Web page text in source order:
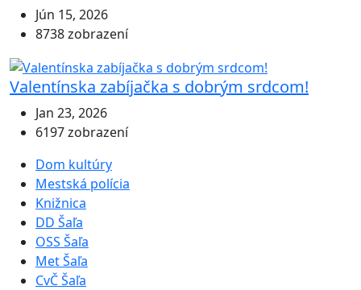
Jún 15, 2026
8738 zobrazení
Valentínska zabíjačka s dobrým srdcom!
Jan 23, 2026
6197 zobrazení
Dom kultúry
Mestská polícia
Knižnica
DD Šaľa
OSS Šaľa
Met Šaľa
CvČ Šaľa